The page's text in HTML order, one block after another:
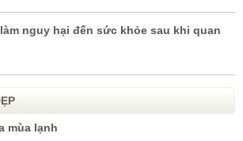
nguy hại đến sức khỏe sau khi quan
mùa lạnh